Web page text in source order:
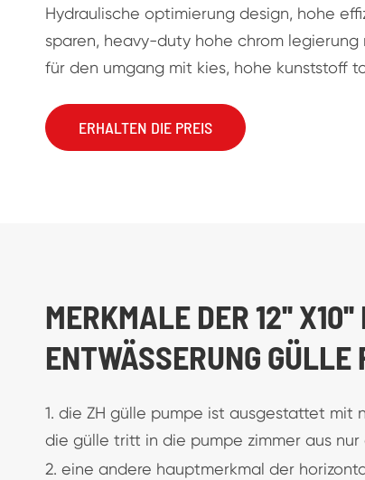
Hydraulische optimierung design, hohe
sparen, heavy-duty hohe chrom
für den umgang mit kies, hohe kunststoff
ERHALTEN DIE PREIS
MERKMALE DER 12''
ENTWÄSSERUNG GÜLLE
1. die ZH gülle pumpe ist ausgestattet
die gülle tritt in die pumpe zimmer aus nur
2. eine andere hauptmerkmal der